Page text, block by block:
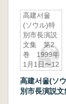
高建서울
(ソウル)特
別市長演説
文集 第2
巻 1999年
1月1日〜12
高建서울(ソ
別市長演説